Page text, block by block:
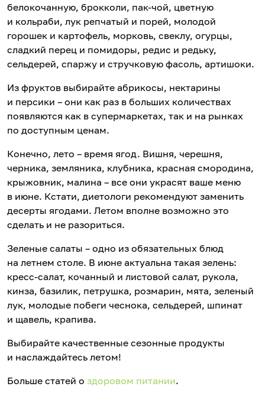
белокочанную, брокколи, пак-чой, цветную
и кольраби, лук репчатый и порей, молодой
горошек и картофель, морковь, свеклу, огурцы,
сладкий перец и помидоры, редис и редьку,
сельдерей, спаржу и стручковую фасоль, артишоки.
Из фруктов выбирайте абрикосы, нектарины
и персики – они как раз в больших количествах
появляются как в супермаркетах, так и на рынках
по доступным ценам.
Конечно, лето – время ягод. Вишня, черешня,
черника, земляника, клубника, красная смородина,
крыжовник, малина – все они украсят ваше меню
в июне. Кстати, диетологи рекомендуют заменить
десерты ягодами. Летом вполне возможно это
сделать и не разориться.
Зеленые салаты – одно из обязательных блюд
на летнем столе. В июне актуальна такая зелень:
кресс-салат, кочанный и листовой салат, рукола,
кинза, базилик, петрушка, розмарин, мята, зеленый
лук, молодые побеги чеснока, сельдерей, шпинат
и щавель, крапива.
Выбирайте качественные сезонные продукты
и наслаждайтесь летом!
Больше статей о здоровом питании.